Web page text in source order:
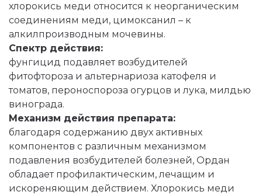
хлорокись меди относится к неорганическим
соединениям меди, цимоксанил – к
алкилпроизводным мочевины.
Спектр действия:
фунгицид подавляет возбудителей
фитофтороза и альтернариоза катофеля и
томатов, пероноспороза огурцов и лука, милдью
винограда.
Механизм действия препарата:
благодаря содержанию двух активных
компонентов с различным механизмом
подавления возбудителей болезней, Ордан
обладает профилактическим, лечащим и
искореняющим действием. Хлорокись меди